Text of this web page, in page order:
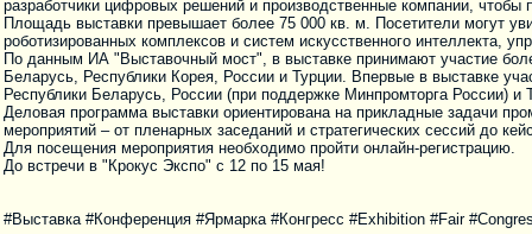
разработчики цифровых решений и производственные компании,
Площадь выставки превышает более 75 000 кв. м. Посетители могут
роботизированных комплексов и систем искусственного интеллекта,
По данным ИА "Выставочный мост", в выставке принимают участие
Беларусь, Республики Корея, России и Турции. Впервые в выставке
Республики Беларусь, России (при поддержке Минпромторга России) и
Деловая программа выставки ориентирована на прикладные задачи
мероприятий – от пленарных заседаний и стратегических сессий до
Для посещения мероприятия необходимо пройти онлайн-регистрацию.
До встречи в "Крокус Экспо" с 12 по 15 мая!
#Выставка #Конференция #Ярмарка #Конгресс #Exhibition #Fair